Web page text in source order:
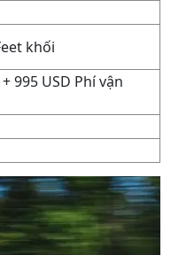
khối
995 USD Phí vận